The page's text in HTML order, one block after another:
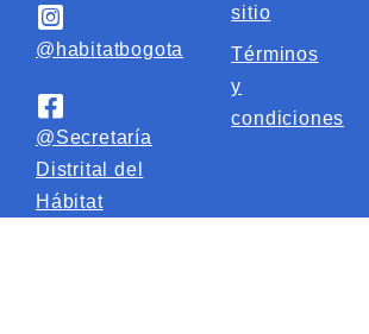
@habitatbogota
@Secretaría
Distrital del
Hábitat
sitio
Términos
y
condiciones